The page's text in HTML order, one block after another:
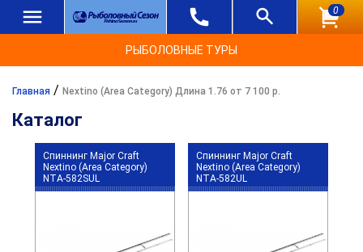
0
РЫБОЛОВНЫЕ ТУРЫ
Главная / Nextino (Area Category) Длина 1.76 от 7 100 р.
Каталог
Спиннинг Major Craft
Nextino (Area Category)
NTA-582SUL
Спиннинг Major Craft
Nextino (Area Category)
NTA-582UL